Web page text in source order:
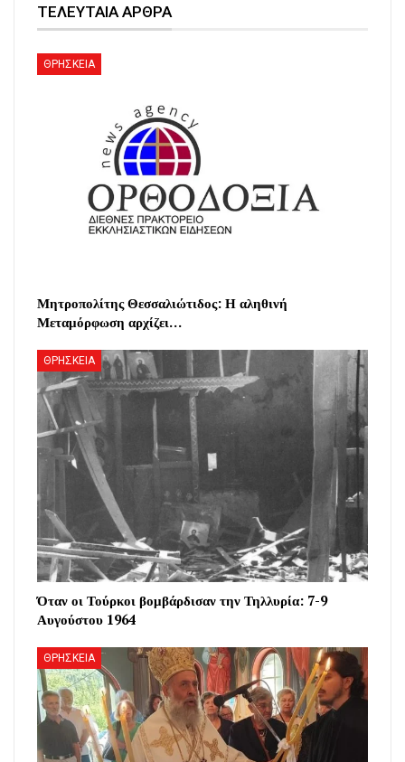
ΤΕΛΕΥΤΑΙΑ ΑΡΘΡΑ
ΘΡΗΣΚΕΙΑ
Μητροπολίτης Θεσσαλιώτιδος: Η αληθινή
Μεταμόρφωση αρχίζει…
ΘΡΗΣΚΕΙΑ
Όταν οι Τούρκοι βομβάρδισαν την Τηλλυρία: 7-9
Αυγούστου 1964
ΘΡΗΣΚΕΙΑ